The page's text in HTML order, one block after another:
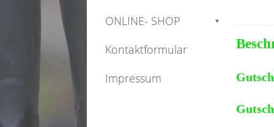
ONLINE- SHOP
▼
Kontaktformular
Impressum